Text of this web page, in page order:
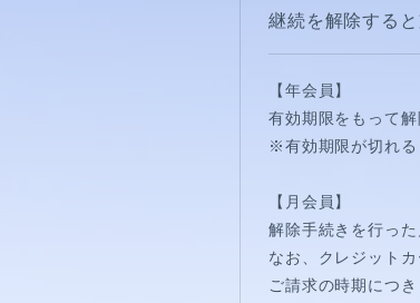
報告日誌 STAFF
視聴覚室 RADIO
継続を解除する
【年会員】
有効期限をもって
※有効期限が切れる
【月会員】
解除手続きを行っ
なお、クレジット
ご請求の時期につ